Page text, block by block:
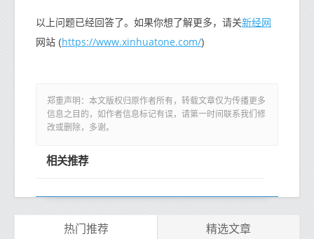
以上问题已经回答了。如果你想了解更多，请关新经网
网站 (https://www.xinhuatone.com/)
郑重声明：本文版权归原作者所有，转载文章仅为传播更多
信息之目的，如作者信息标记有误，请第一时间联系我们修
改或删除，多谢。
相关推荐
热门推荐 精选文章